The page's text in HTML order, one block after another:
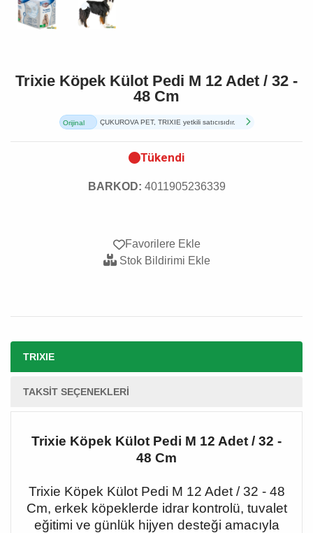
Trixie Köpek Külot Pedi M 12 Adet / 32 -
48 Cm
Orijinal
ÇUKUROVA PET, TRIXIE yetkili satıcısıdır.
Tükendi
BARKOD: 4011905236339
Favorilere Ekle
Stok Bildirimi Ekle
TRIXIE
TAKSIT SEÇENEKLERI
Trixie Köpek Külot Pedi M 12 Adet / 32 -
48 Cm
Trixie Köpek Külot Pedi M 12 Adet / 32 - 48
Cm, erkek köpeklerde idrar kontrolü, tuvalet
eğitimi ve günlük hijyen desteği amacıyla